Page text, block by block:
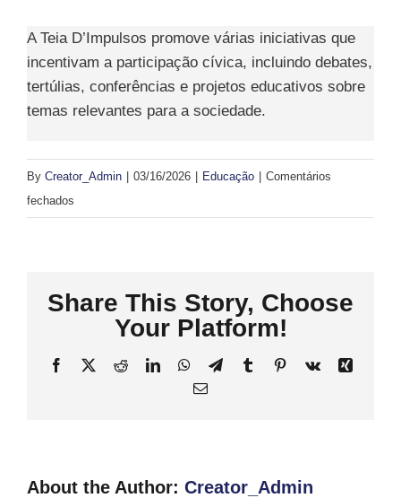
A Teia D’Impulsos promove várias iniciativas que
incentivam a participação cívica, incluindo debates,
tertúlias, conferências e projetos educativos sobre
temas relevantes para a sociedade.
By Creator_Admin 03/16/2026 Educação
Comentários
fechados
cidadania
em
Share This Story, Choose
Your Platform!
Facebook
X RedditLinkedInWhatsApp
TelegramTumblrPinterest
Vk
Xing
Email
About the Author: Creator_Admin